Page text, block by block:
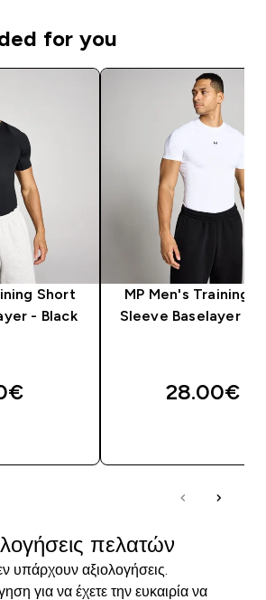
for you
Short
- Black
MP Men's Training
Sleeve Baselayer -
28.00€‎
πελατών
υπάρχουν αξιολογήσεις.
για να έχετε την ευκαιρία να